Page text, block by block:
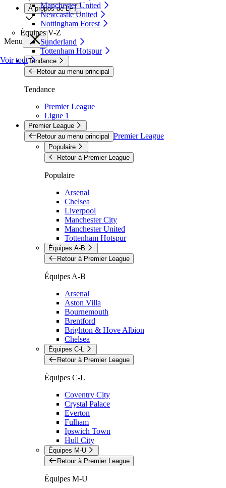
Manchester United
Newcastle United
Nottingham Forest
Équipes V-Z
Sunderland
Tottenham Hotspur
Voir tout
À propos de LFT
Menu
Tendance
Retour au menu principal
Tendance
Premier League
Ligue 1
Premier League
Retour au menu principal Premier League
Populaire
Retour à Premier League
Populaire
Arsenal
Chelsea
Liverpool
Manchester City
Manchester United
Tottenham Hotspur
Équipes A-B
Retour à Premier League
Équipes A-B
Arsenal
Aston Villa
Bournemouth
Brentford
Brighton & Hove Albion
Chelsea
Équipes C-L
Retour à Premier League
Équipes C-L
Coventry City
Crystal Palace
Everton
Fulham
Ipswich Town
Hull City
Équipes M-U
Retour à Premier League
Équipes M-U